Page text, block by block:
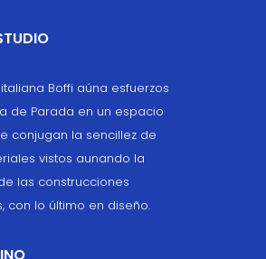
Boffi aúna esfuerzos
de Parada en un espacio
conjugan la sencillez de
vistos aunando la
las construcciones
con lo último en diseño.